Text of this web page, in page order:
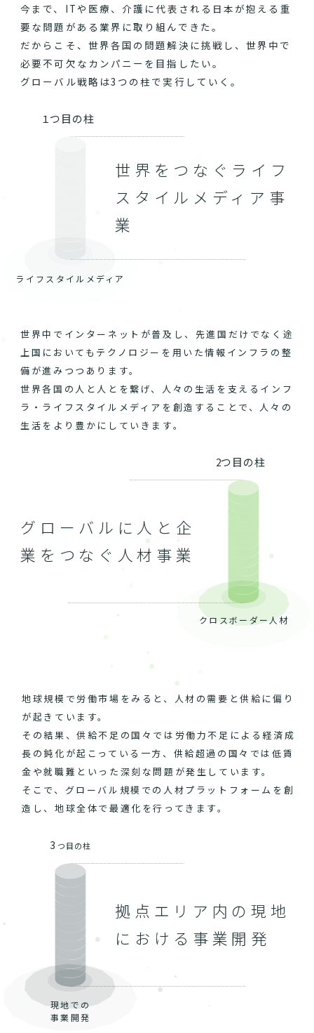
今まで、ITや医療、介護に代表される日本が抱える重
要な問題がある業界に取り組んできた。
だからこそ、世界各国の問題解決に挑戦し、世界中で
必要不可欠なカンパニーを目指したい。
グローバル戦略は3つの柱で実行していく。
１つ目の柱
ライフスタイルメディア
世界をつなぐライフ
スタイルメディア事
業
世界中でインターネットが普及し、先進国だけでなく途
上国においてもテクノロジーを用いた情報インフラの整
備が進みつつあります。
世界各国の人と人とを繋げ、人々の生活を支えるインフ
ラ・ライフスタイルメディアを創造することで、人々の
生活をより豊かにしていきます。
グローバルに人と企
業をつなぐ人材事業
地球規模で労働市場をみると、人材の需要と供給に偏り
が起きています。
その結果、供給不足の国々では労働力不足による経済成
長の鈍化が起こっている一方、供給超過の国々では低賃
金や就職難といった深刻な問題が発生しています。
そこで、グローバル規模での人材プラットフォームを創
造し、地球全体で最適化を行ってきます。
2つ目の柱
クロスボーダー人材
3 つ目の柱
現地での
事業開発
拠点エリア内の現地
における事業開発